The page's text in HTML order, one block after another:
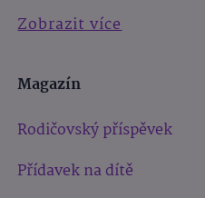
Zobrazit více
Magazín
Rodičovský příspěvek
Přídavek na dítě